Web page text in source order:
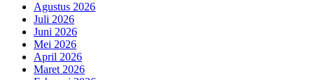
Agustus 2026
Juli 2026
Juni 2026
Mei 2026
April 2026
Maret 2026